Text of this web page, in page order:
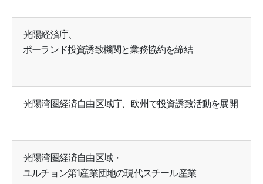
光陽経済庁、
ポーランド投資誘致機関と業務協約を締結
光陽湾圏経済自由区域庁、欧州で投資誘致活動を展開
光陽湾圏経済自由区域・
ユルチョン第1産業団地の現代スチール産業